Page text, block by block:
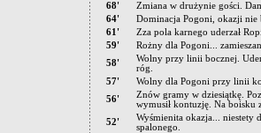
68'
Zmiana w drużynie gości.
64'
Dominacja Pogoni, okazji
61'
Zza pola karnego uderzał
59'
Rożny dla Pogoni...
58'
Wolny przy linii bocznej.
róg.
57'
Wolny dla Pogoni przy linii
56'
Znów gramy w dziesiątkę.
wymusił kontuzję. Na boisku
52'
Wyśmienita okazja... niestety
spalonego.